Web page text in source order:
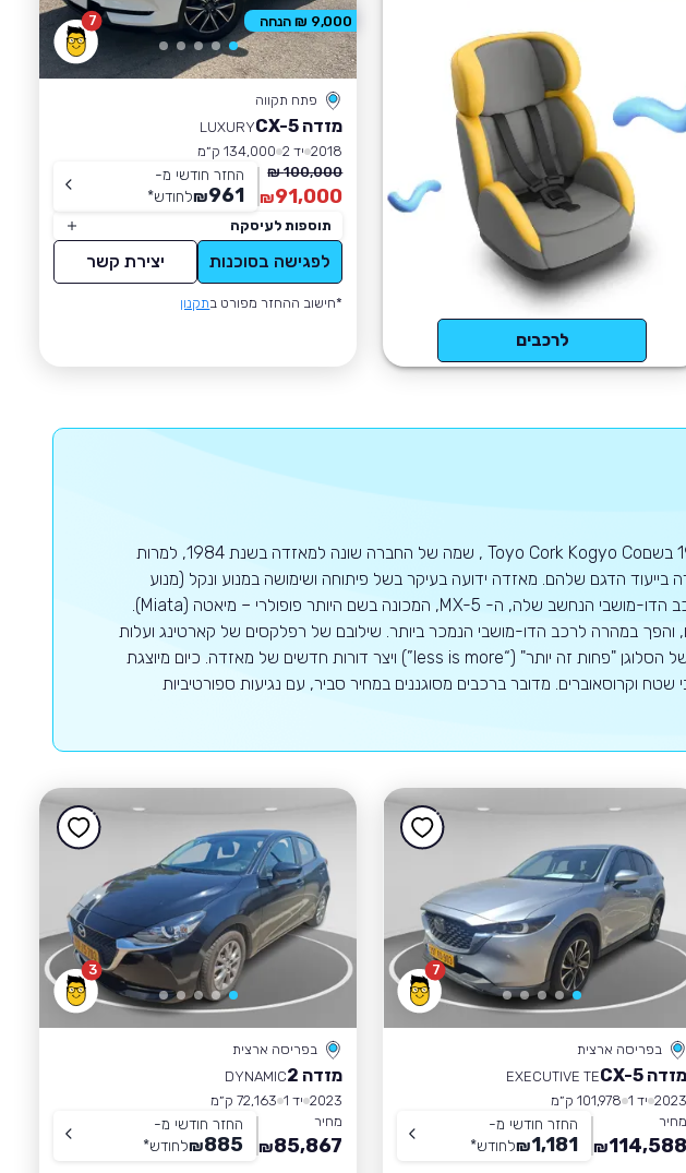
לרכבים
7
פתח תקווה
מזדה CX-5
LUXURY
2018 יד 2
134,000 ק״מ
100,000 ₪
91,000
₪
החזר חודשי מ-
961
₪לחודש*
תוספות לעיסקה
לפגישה בסוכנות יצירת קשר
*חישוב ההחזר מפורט בתקנון
9,000 ₪ הנחה
מאזדה הינה יצרנית רכב יפנית שהוקמה בשנת 1920 בשםToyo Cork Kogyo Co , שמה של החברה שונה למאזדה בשנת 1984, למרות
הדגם שלהם. מאזדה ידועה בעיקר בשל פיתוחה ושימושה במנוע ונקל (מנוע
בעירה פנימית סיבובי). החברה גם מוכרת בזכות הרכב הדו-מושבי הנחשב שלה, ה- MX-5, המכונה בשם היותר פופולרי – מיאטה (Miata).
במהרה לרכב הדו-מושבי הנמכר ביותר. שילובם של רפלקסים של קארטינג ועלות
תחזוקה נמוכה הפכו את הרכב הקטן להיות המייצג של הסלוגן "פחות זה יותר" (“less is more”) ויצר דורות חדשים של מאזדה. כיום מיוצגת
וקרוסאוברים. מדובר ברכבים מסוגננים במחיר סביר, עם נגיעות ספורטיביות
7
בפריסה ארצית
מזדה CX-5
EXECUTIVE TE
2023 יד 1
101,978 ק״מ
מחיר
114,588
₪
החזר חודשי מ-
1,181
₪לחודש*
3
בפריסה ארצית
מזדה 2
DYNAMIC
2023 יד 1
72,163 ק״מ
מחיר
85,867
₪
החזר חודשי מ-
885
₪לחודש*